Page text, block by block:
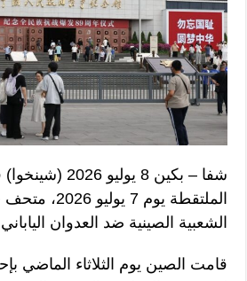
شفا – بكين 8 يوليو
الملتقطة يوم 7
الشعبية الصينية ضد العدوان